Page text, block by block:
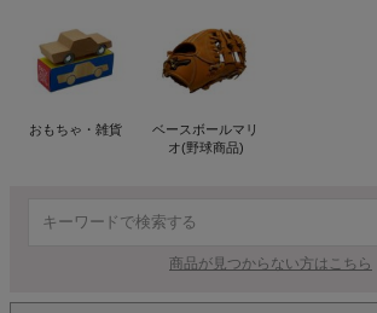
おもちゃ・雑貨
ベースボールマリ
オ(野球商品)
商品が見つからない方はこちら